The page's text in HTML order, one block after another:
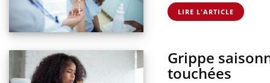
LIRE L'ARTICLE
Grippe
touchées